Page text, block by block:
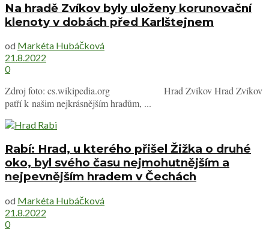
Na hradě Zvíkov byly uloženy korunovační
klenoty v dobách před Karlštejnem
od Markéta Hubáčková
21.8.2022
0
Zdroj foto: cs.wikipedia.org Hrad Zvíkov Hrad Zvíkov
patří k našim nejkrásnějším hradům, ...
Rabí: Hrad, u kterého přišel Žižka o druhé
oko, byl svého času nejmohutnějším a
nejpevnějším hradem v Čechách
od Markéta Hubáčková
21.8.2022
0